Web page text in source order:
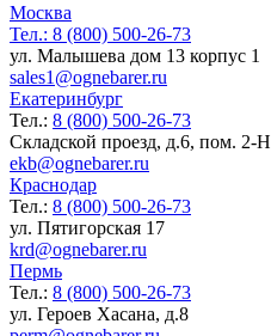
Москва
Тел.: 8 (800) 500-26-73
ул. Малышева дом 13 корпус 1
sales1@ognebarer.ru
Екатеринбург
Тел.: 8 (800) 500-26-73
Складской проезд, д.6, пом. 2-Н
ekb@ognebarer.ru
Краснодар
Тел.: 8 (800) 500-26-73
ул. Пятигорская 17
krd@ognebarer.ru
Пермь
Тел.: 8 (800) 500-26-73
ул. Героев Хасана, д.8